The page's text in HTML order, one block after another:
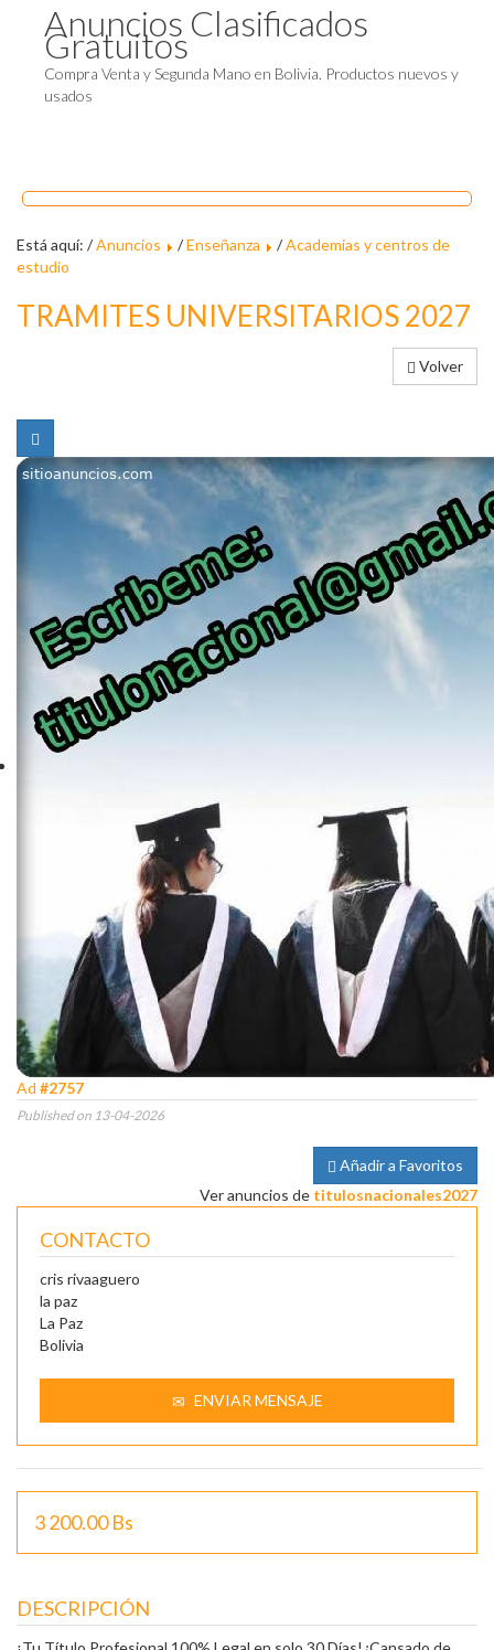
Anuncios Clasificados
Gratuitos
Compra Venta y Segunda Mano en Bolivia. Productos nuevos y
usados
Está aquí: /Anuncios /Enseñanza /Academias y centros de
estudio
TRAMITES UNIVERSITARIOS 2027
Volver
Ad #2757
Published on 13-04-2026
Añadir a Favoritos
Ver anuncios de titulosnacionales2027
CONTACTO
cris rivaaguero
la paz
La Paz
Bolivia
ENVIAR MENSAJE
3 200.00 Bs
DESCRIPCIÓN